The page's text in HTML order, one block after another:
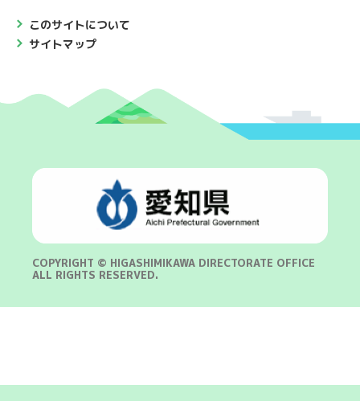
このサイトについて
サイトマップ
COPYRIGHT © HIGASHIMIKAWA DIRECTORATE OFFICE
ALL RIGHTS RESERVED.